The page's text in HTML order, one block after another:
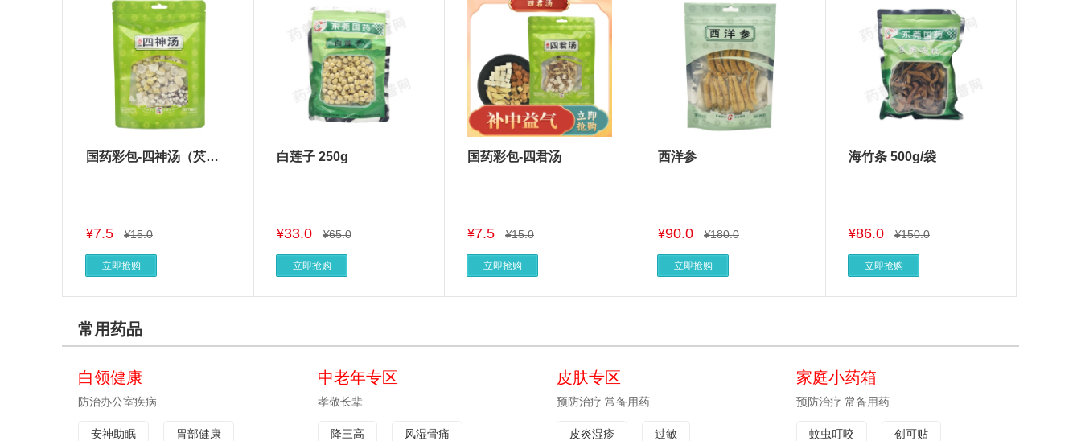
国药彩包-四神汤（芡实方）
¥7.5 ¥15.0
立即抢购
白莲子 250g
¥33.0 ¥65.0
立即抢购
国药彩包-四君汤
¥7.5 ¥15.0
立即抢购
西洋参
¥90.0 ¥180.0
立即抢购
海竹条 500g/袋
¥86.0 ¥150.0
立即抢购
常用药品
白领健康
防治办公室疾病
安神助眠 胃部健康
中老年专区
孝敬长辈
降三高 风湿骨痛
皮肤专区
预防治疗 常备用药
皮炎湿疹 过敏
家庭小药箱
预防治疗 常备用药
蚊虫叮咬 创可贴